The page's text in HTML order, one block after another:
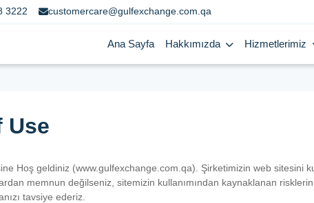
3222 customercare@gulfexchange.com.qa
Ana Sayfa Hakkımızda Hizmetlerimiz
Use
Hoş geldiniz (www.gulfexchange.com.qa). Şirketimizin web sitesini
memnun değilseniz, sitemizin kullanımından kaynaklanan
tavsiye ederiz.